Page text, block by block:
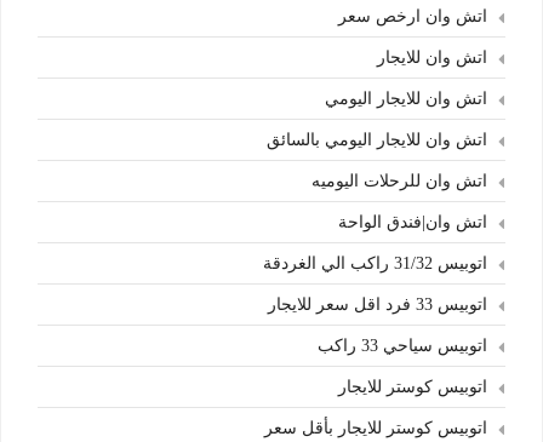
اتش وان ارخص سعر
اتش وان للايجار
اتش وان للايجار اليومي
اتش وان للايجار اليومي بالسائق
اتش وان للرحلات اليوميه
اتش وان|فندق الواحة
اتوبيس 31/32 راكب الي الغردقة
اتوبيس 33 فرد اقل سعر للايجار
اتوبيس سياحي 33 راكب
اتوبيس كوستر للايجار
اتوبيس كوستر للايجار بأقل سعر